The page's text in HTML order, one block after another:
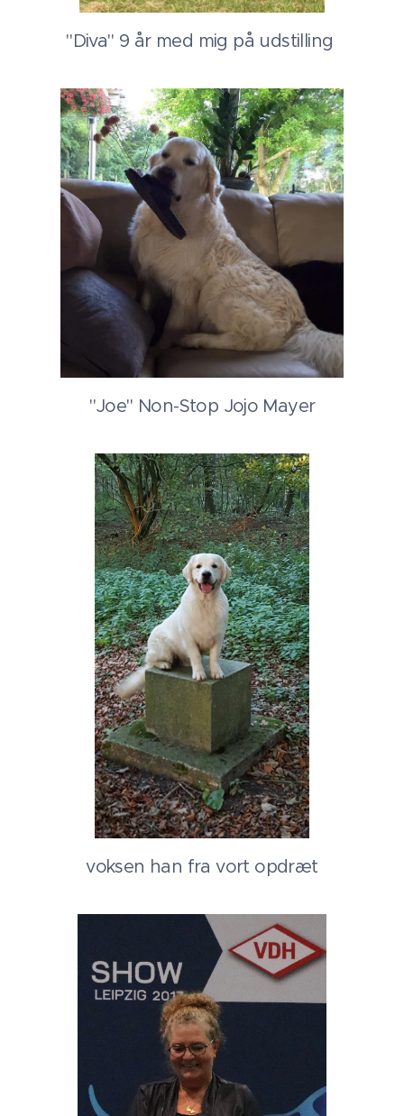
"Diva" 9 år med mig på udstilling
"Joe" Non-Stop Jojo Mayer
voksen han fra vort opdræt